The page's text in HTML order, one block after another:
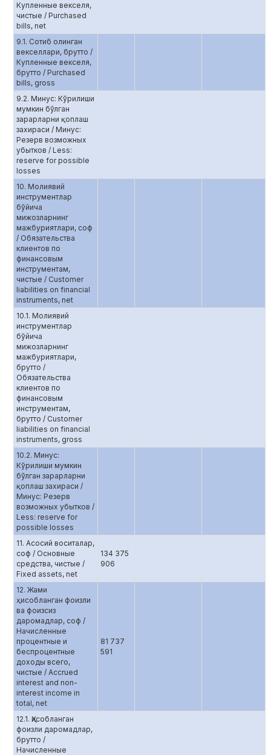
Купленные векселя,
чистые / Purchased
bills, net
9.1. Сотиб олинган
векселлари, брутто /
Купленные векселя,
брутто / Purchased
bills, gross
9.2. Минус: Кўрилиши
мумкин бўлган
зарарларни қоплаш
захираси / Минус:
Резерв возможных
убытков / Less:
reserve for possible
losses
10. Молиявий
инструментлар
бўйича
мижозларнинг
мажбуриятлари, соф
/ Обязательства
клиентов по
финансовым
инструментам,
чистые / Customer
liabilities on financial
instruments, net
10.1. Молиявий
инструментлар
бўйича
мижозларнинг
мажбуриятлари,
брутто /
Обязательства
клиентов по
финансовым
инструментам,
брутто / Customer
liabilities on financial
instruments, gross
10.2. Минус:
Кўрилиши мумкин
бўлган зарарларни
қоплаш захираси /
Минус: Резерв
возможных убытков /
Less: reserve for
possible losses
11. Асосий воситалар,
соф / Основные
средства, чистые /
Fixed assets, net
134 375
906
12. Жами
ҳисобланган фоизли
ва фоизсиз
даромадлар, соф /
Начисленные
процентные и
беспроцентные
доходы всего,
чистые / Accrued
interest and non-
interest income in
total, net
81 737
591
12.1. Ҳисобланган
фоизли даромадлар,
брутто /
Начисленные